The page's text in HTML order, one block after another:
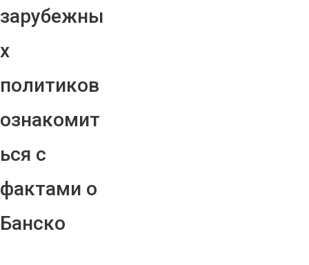
зарубежны
х
политиков
ознакомит
ься с
фактами о
Банско